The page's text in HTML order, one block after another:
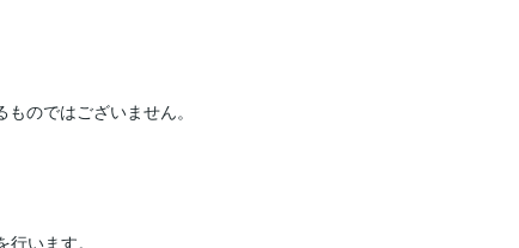
のではございません。
います。